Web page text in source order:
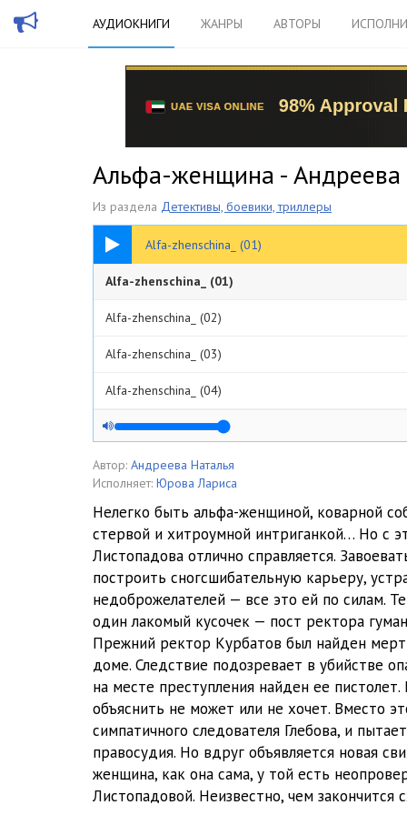
АУДИОКНИГИ ЖАНРЫ АВТОРЫ
Альфа-женщина - Андреева
Из раздела Детективы, боевики, триллеры
Alfa-zhenschina_ (01)
15:16
Alfa-zhenschina_ (01)
Alfa-zhenschina_ (02)
Alfa-zhenschina_ (03)
Alfa-zhenschina_ (04)
Alfa-zhenschina_ (05)
Alfa-zhenschina_ (06)
Alfa-zhenschina_ (08)
Alfa-zhenschina_ (09)
Alfa-zhenschina_ (10)
Alfa-zhenschina_ (11)
Alfa-zhenschina_ (12)
Alfa-zhenschina_ (13)
Alfa-zhenschina_ (14)
Alfa-zhenschina_ (15)
Автор: Андреева Наталья
Исполняет: Юрова Лариса
Нелегко быть альфа-женщиной, коварной
стервой и хитроумной интриганкой… Но с
Листопадова отлично справляется.
построить сногсшибательную карьеру,
недоброжелателей — все это ей по силам.
один лакомый кусочек — пост ректора
Прежний ректор Курбатов был найден
доме. Следствие подозревает в убийстве
на месте преступления найден ее
объяснить не может или не хочет. Вместо
симпатичного следователя Глебова, и
правосудия. Но вдруг объявляется новая
женщина, как она сама, у той есть
Листопадовой. Неизвестно, чем закончится